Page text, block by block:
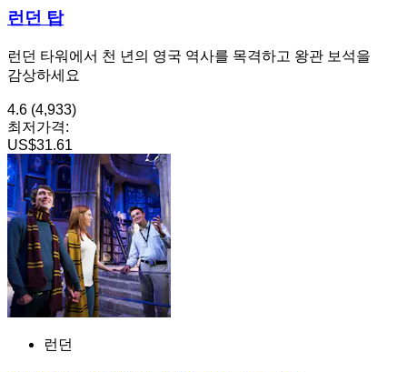
런던 탑
런던 타워에서 천 년의 영국 역사를 목격하고 왕관 보석을
감상하세요
4.6 (4,933)
최저가격:
US$31.61
런던